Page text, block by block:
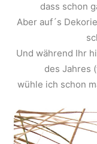
dass schon
Aber auf´s
Und während Ihr
des Jahres
wühle ich schon